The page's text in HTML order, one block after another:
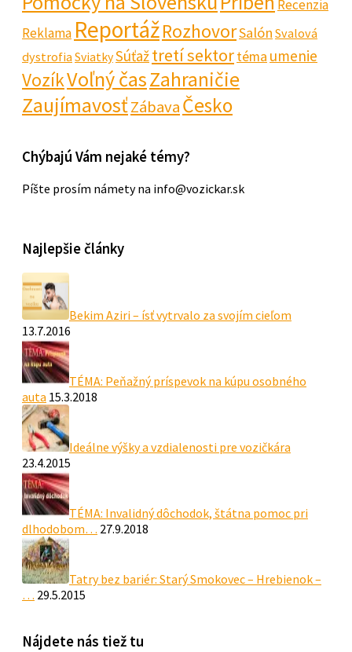
Recenzia
Reklama ReportážRozhovorSalón Svalová
dystrofiaSviatkySúťažtretí sektortéma umenie
VozíkVoľný časZahraničie
ZaujímavosťZábavaČesko
Chýbajú Vám nejaké témy?
Píšte prosím námety na info@vozickar.sk
Najlepšie články
Bekim Aziri – ísť vytrvalo za svojím cieľom
13.7.2016
TÉMA: Peňažný príspevok na kúpu osobného
auta 15.3.2018
Ideálne výšky a vzdialenosti pre vozičkára
23.4.2015
TÉMA: Invalidný dôchodok, štátna pomoc pri
dlhodobom… 27.9.2018
Tatry bez bariér: Starý Smokovec – Hrebienok –
… 29.5.2015
Nájdete nás tiež tu